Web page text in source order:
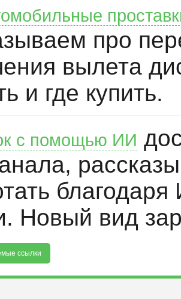
про
вылета
и где купить.
с помощью ИИ
Новый вид
ссылки